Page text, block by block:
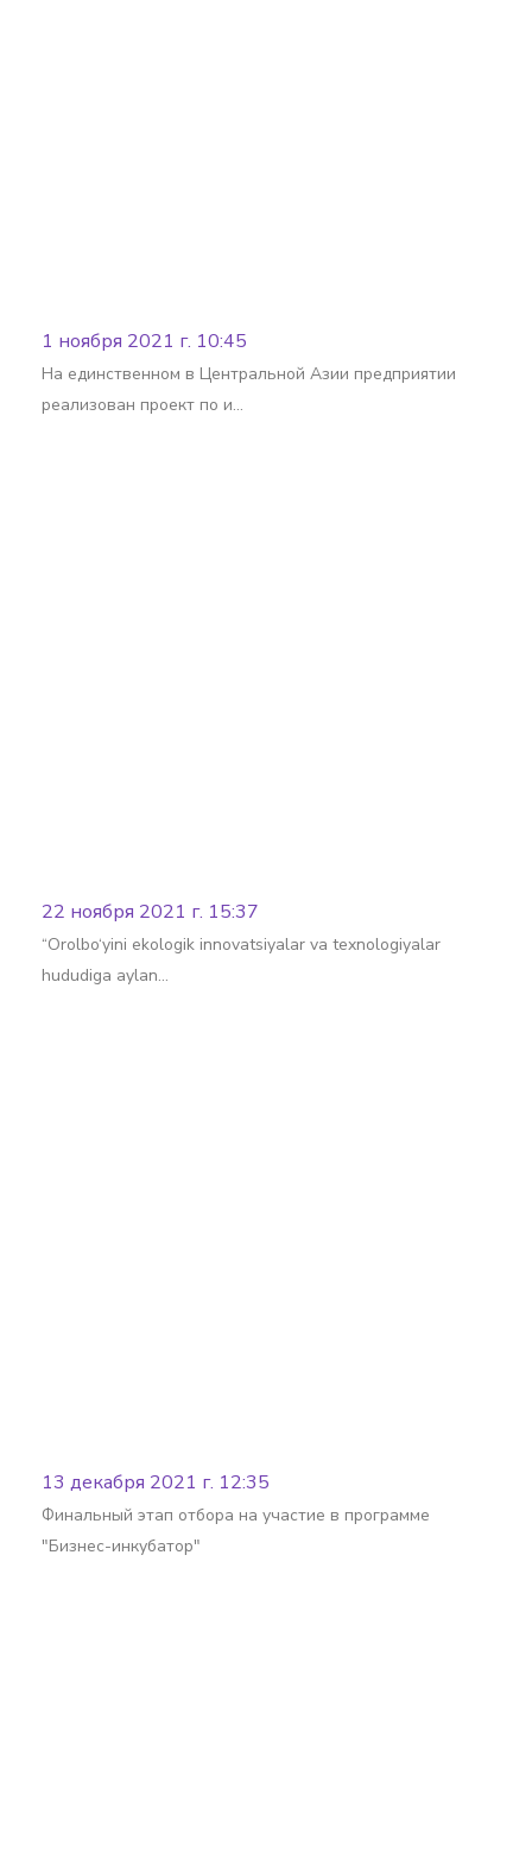
1 ноября 2021 г. 10:45
На единственном в Центральной Азии предприятии
реализован проект по и…
22 ноября 2021 г. 15:37
“Orolbo‘yini ekologik innovatsiyalar va texnologiyalar
hududiga aylan…
13 декабря 2021 г. 12:35
Финальный этап отбора на участие в программе
"Бизнес-инкубатор"